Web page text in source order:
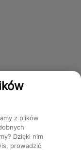
CMS
z plików
Dzięki nim
prowadzić